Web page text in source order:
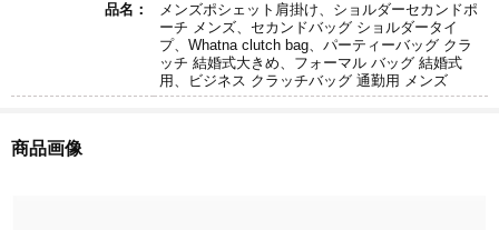
品名：
メンズポシェット肩掛け、ショルダーセカンドポ
ーチ メンズ、セカンドバッグ ショルダータイ
プ、Whatna clutch bag、パーティーバッグ クラ
ッチ 結婚式大きめ、フォーマル バッグ 結婚式
用、ビジネス クラッチバッグ 通勤用 メンズ
商品画像